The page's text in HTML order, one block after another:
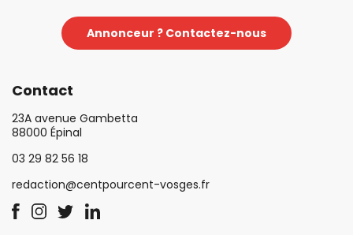
Annonceur ? Contactez-nous
Contact
23A avenue Gambetta
88000 Épinal
03 29 82 56 18
redaction@centpourcent-vosges.fr